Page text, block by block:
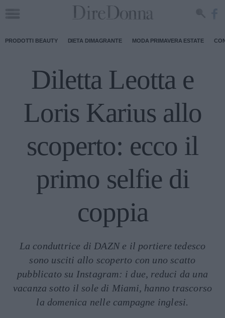
PRODOTTI BEAUTY DIETA DIMAGRANTE MODA PRIMAVERA ESTATE
Diletta Leotta e
Loris Karius allo
scoperto: ecco il
primo selfie di
coppia
La conduttrice di DAZN e il portiere tedesco
sono usciti allo scoperto con uno scatto
pubblicato su Instagram: i due, reduci da una
vacanza sotto il sole di Miami, hanno trascorso
la domenica nelle campagne inglesi.